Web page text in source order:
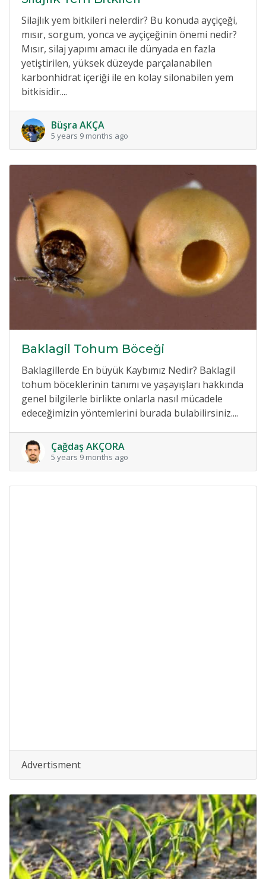
Silajlık yem bitkileri nelerdir? Bu konuda ayçiçeği,
mısır, sorgum, yonca ve ayçiçeğinin önemi nedir?
Mısır, silaj yapımı amacı ile dünyada en fazla
yetiştirilen, yüksek düzeyde parçalanabilen
karbonhidrat içeriği ile en kolay silonabilen yem
bitkisidir....
Büşra AKÇA
5 years 9 months ago
Baklagil Tohum Böceği
Baklagillerde En büyük Kaybımız Nedir? Baklagil
tohum böceklerinin tanımı ve yaşayışları hakkında
genel bilgilerle birlikte onlarla nasıl mücadele
edeceğimizin yöntemlerini burada bulabilirsiniz....
Çağdaş AKÇORA
5 years 9 months ago
Advertisment